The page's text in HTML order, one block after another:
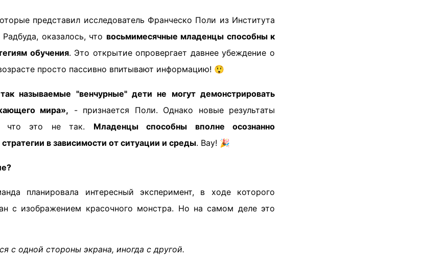
представил исследователь Франческо Поли из Института
оказалось, что восьмимесячные младенцы способны к
обучения. Это открытие опровергает давнее убеждение о
просто пассивно впитывают информацию! 😲
называемые "венчурные" дети не могут демонстрировать
мира», - признается Поли. Однако новые результаты
что это не так. Младенцы способны вполне осознанно
в зависимости от ситуации и среды. Вау! 🎉
планировала интересный эксперимент, в ходе которого
с изображением красочного монстра. Но на самом деле это
с одной стороны экрана, иногда с другой.